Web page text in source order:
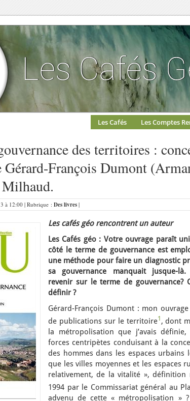
Les Cafés Les Comptes
des territoires :
Gérard-François Dumont
à 12:00 | Rubrique : Des livres |
Les cafés géo rencontrent un auteur
Les Cafés géo : Votre ouvrage paraît
côté le terme de gouvernance est
une méthode pour faire un diagnostic
sa gouvernance manquait jusque-
revenir sur le terme de gouvernance?
définir ?
Gérard-François Dumont : mon
de publications sur le territoire1 , dont
la métropolisation que j’avais
forces centripètes conduisant à la
des hommes dans les espaces urbains
que les villes moyennes et les espaces
relativement, de la vitalité », définition
1994 par le Commissariat général au
advenu de cette « métropolisation »